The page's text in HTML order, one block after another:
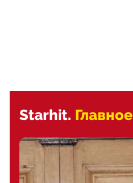
Starhit. Главное